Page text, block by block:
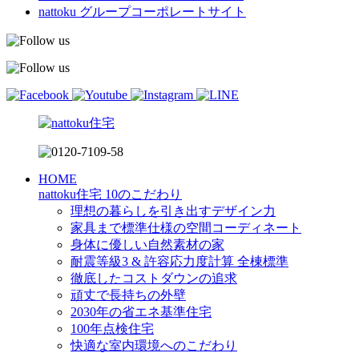
nattoku グループコーポレートサイト
HOME
nattoku住宅 10のこだわり
理想の暮らしを引き出すデザイン力
家具まで標準仕様の空間コーディネート
身体に優しい自然素材の家
耐震等級3 & 許容応力度計算 全棟標準
徹底したコストダウンの追求
頑丈で長持ちの外壁
2030年の省エネ基準住宅
100年点検住宅
快適な室内環境へのこだわり